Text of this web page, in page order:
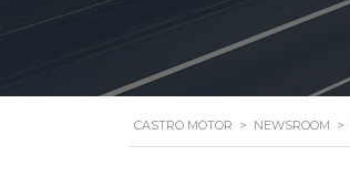
CASTRO MOTOR > NEWSROOM >